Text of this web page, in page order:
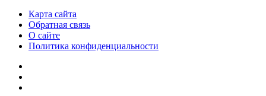
Карта сайта
Обратная связь
О сайте
Политика конфиденциальности